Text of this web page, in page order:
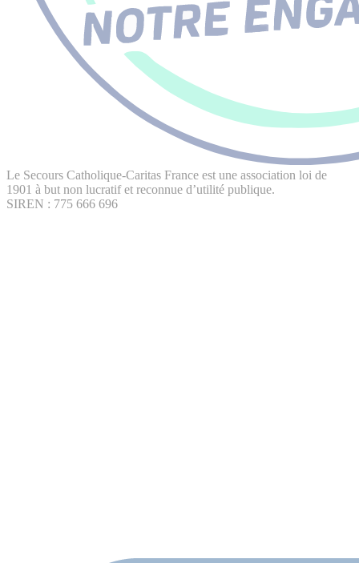
Le Secours Catholique-Caritas France est une association loi de
1901 à but non lucratif et reconnue d’utilité publique.
SIREN : 775 666 696